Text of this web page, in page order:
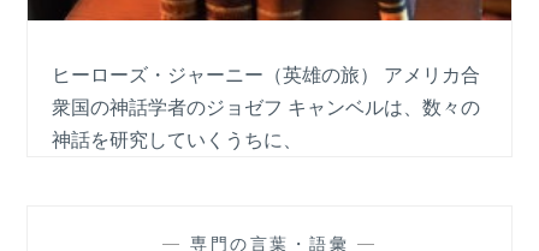
ヒーローズ・ジャーニー（英雄の旅） アメリカ合
衆国の神話学者のジョゼフ キャンベルは、数々の
神話を研究していくうちに、
— 専門の言葉・語彙 —